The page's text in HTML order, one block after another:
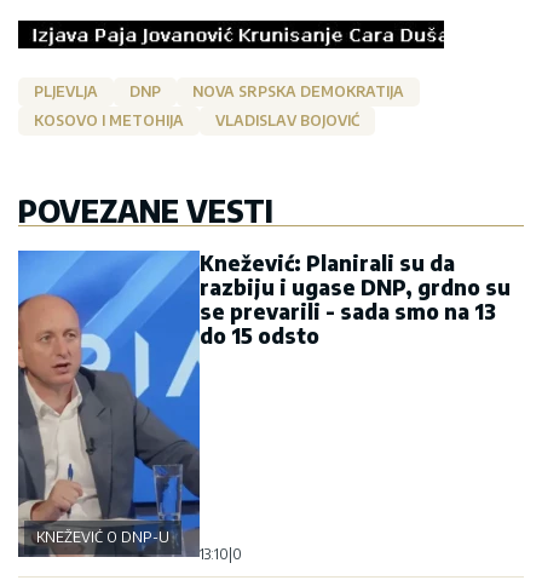
PLJEVLJA DNP
NOVA SRPSKA DEMOKRATIJA
KOSOVO I METOHIJA
VLADISLAV BOJOVIĆ
POVEZANE VESTI
KNEŽEVIĆ O DNP-U
Knežević: Planirali su da
razbiju i ugase DNP, grdno su
se prevarili - sada smo na 13
do 15 odsto
13:10|0